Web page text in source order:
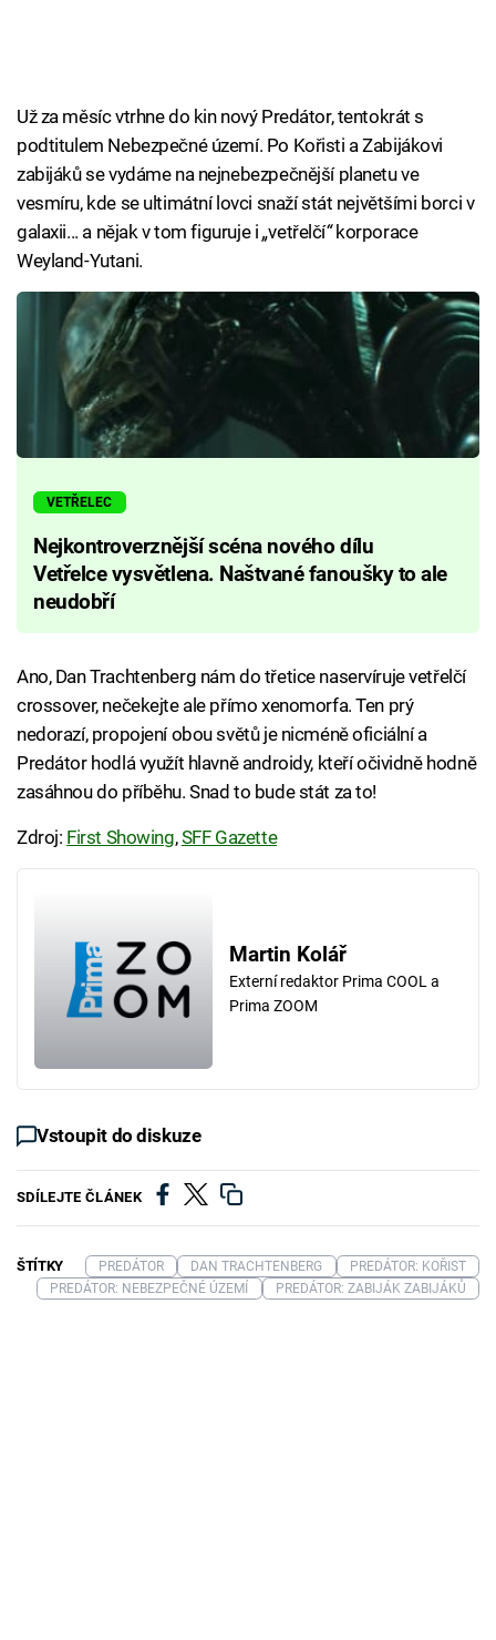
Už za měsíc vtrhne do kin nový Predátor, tentokrát s
podtitulem Nebezpečné území. Po Kořisti a Zabijákovi
zabijáků se vydáme na nejnebezpečnější planetu ve
vesmíru, kde se ultimátní lovci snaží stát největšími borci v
galaxii... a nějak v tom figuruje i „vetřelčí“korporace
Weyland-Yutani.
VETŘELEC
Nejkontroverznější scéna nového dílu
Vetřelce vysvětlena. Naštvané fanoušky to ale
neudobří
Ano, Dan Trachtenberg nám do třetice naservíruje vetřelčí
crossover, nečekejte ale přímo xenomorfa. Ten prý
nedorazí, propojení obou světů je nicméně oficiální a
Predátor hodlá využít hlavně androidy, kteří očividně hodně
zasáhnou do příběhu. Snad to bude stát za to!
Zdroj: First Showing,SFF Gazette
Martin Kolář
Externí redaktor Prima COOL a
Prima ZOOM
Vstoupit do diskuze
SDÍLEJTE ČLÁNEK
ŠTÍTKY PREDÁTOR DAN TRACHTENBERG
PREDÁTOR: KOŘIST
PREDÁTOR: NEBEZPEČNÉ ÚZEMÍ
PREDÁTOR: ZABIJÁK ZABIJÁKŮ